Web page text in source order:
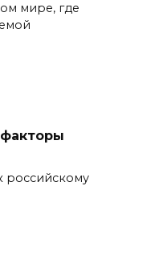
мире, где
российскому